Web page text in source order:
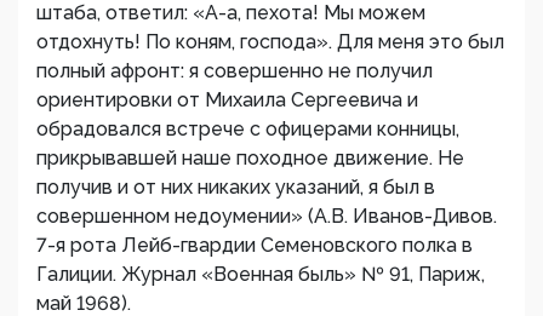
штаба, ответил: «А-а, пехота! Мы можем
отдохнуть! По коням, господа». Для меня это был
полный афронт: я совершенно не получил
ориентировки от Михаила Сергеевича и
обрадовался встрече с офицерами конницы,
прикрывавшей наше походное движение. Не
получив и от них никаких указаний, я был в
совершенном недоумении» (А.В. Иванов-Дивов.
7-я рота Лейб-гвардии Семеновского полка в
Галиции. Журнал «Военная быль» № 91, Париж,
май 1968).